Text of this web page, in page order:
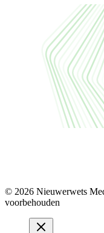
© 2026 Nieuwerwets
voorbehouden